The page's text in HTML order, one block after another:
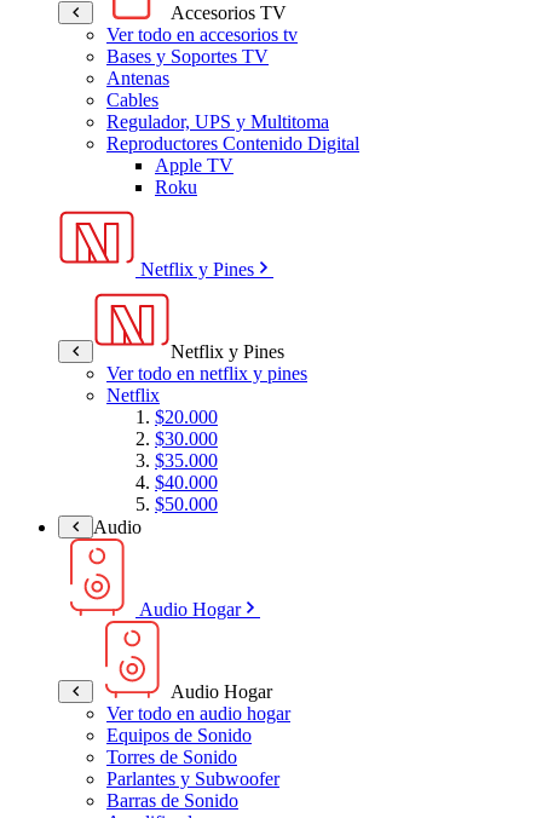
Accesorios TV
Ver todo en accesorios tv
Bases y Soportes TV
Antenas
Cables
Regulador, UPS y Multitoma
Reproductores Contenido Digital
Apple TV
Roku
Netflix y Pines
Netflix y Pines
Ver todo en netflix y pines
Netflix
$20.000
$30.000
$35.000
$40.000
$50.000
Audio
Audio Hogar
Audio Hogar
Ver todo en audio hogar
Equipos de Sonido
Torres de Sonido
Parlantes y Subwoofer
Barras de Sonido